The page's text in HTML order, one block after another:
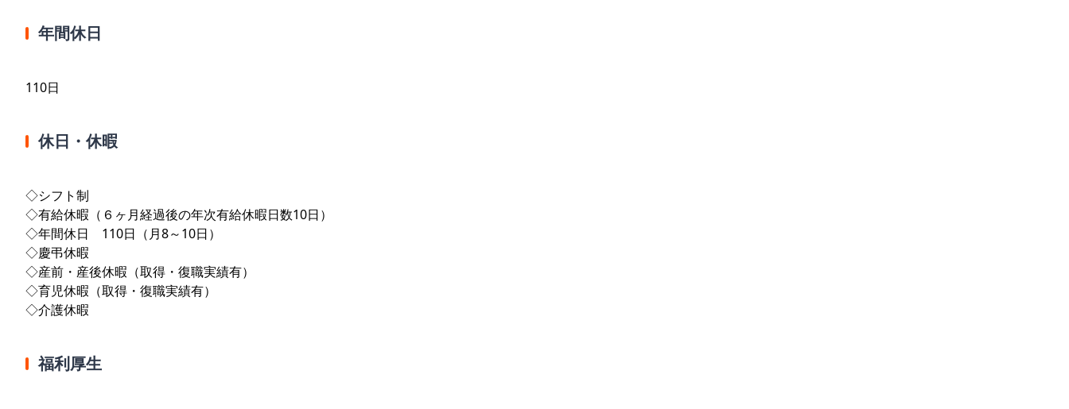
年間休日
110日
休日・休暇
◇シフト制
◇有給休暇（６ヶ月経過後の年次有給休暇日数10日）
◇年間休日 110日（月8～10日）
◇慶弔休暇
◇産前・産後休暇（取得・復職実績有）
◇育児休暇（取得・復職実績有）
◇介護休暇
福利厚生